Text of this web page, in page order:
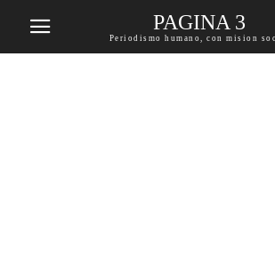
PAGINA 3
Periodismo humano, con mision